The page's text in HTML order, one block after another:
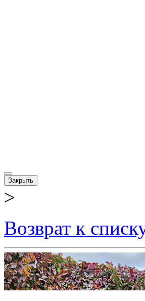
Закрыть
>
Возврат к